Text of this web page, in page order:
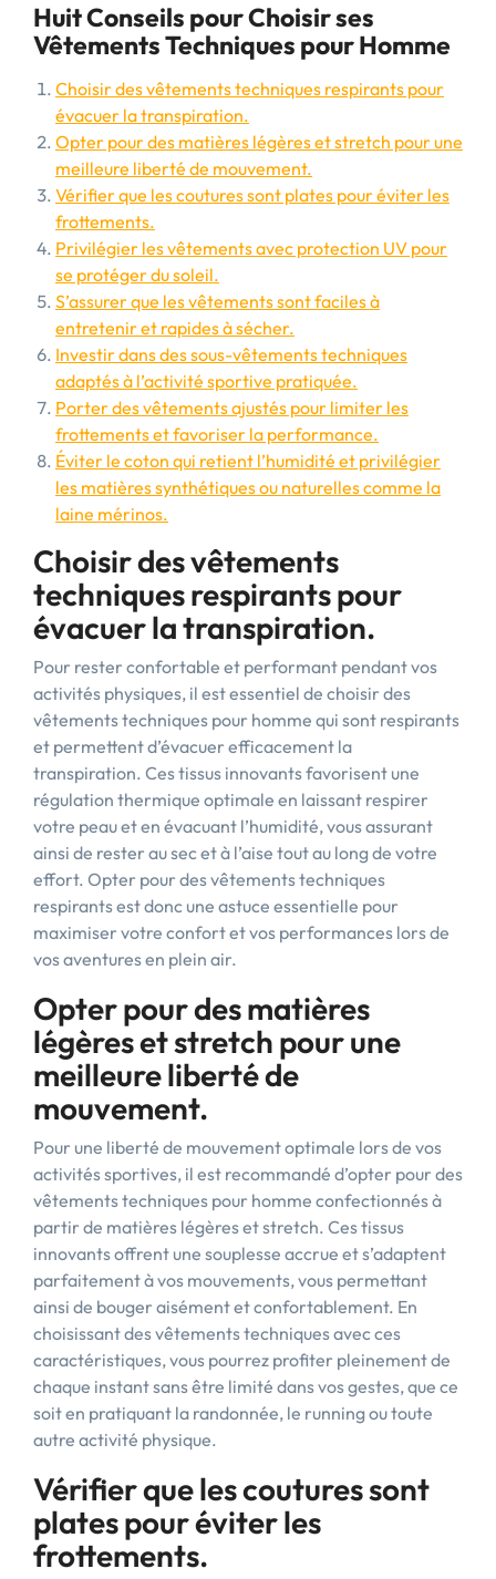
Huit Conseils pour Choisir ses
Vêtements Techniques pour Homme
Choisir des vêtements techniques respirants pour
évacuer la transpiration.
Opter pour des matières légères et stretch pour une
meilleure liberté de mouvement.
Vérifier que les coutures sont plates pour éviter les
frottements.
Privilégier les vêtements avec protection UV pour
se protéger du soleil.
S’assurer que les vêtements sont faciles à
entretenir et rapides à sécher.
Investir dans des sous-vêtements techniques
adaptés à l’activité sportive pratiquée.
Porter des vêtements ajustés pour limiter les
frottements et favoriser la performance.
Éviter le coton qui retient l’humidité et privilégier
les matières synthétiques ou naturelles comme la
laine mérinos.
Choisir des vêtements
techniques respirants pour
évacuer la transpiration.
Pour rester confortable et performant pendant vos
activités physiques, il est essentiel de choisir des
vêtements techniques pour homme qui sont respirants
et permettent d’évacuer efficacement la
transpiration. Ces tissus innovants favorisent une
régulation thermique optimale en laissant respirer
votre peau et en évacuant l’humidité, vous assurant
ainsi de rester au sec et à l’aise tout au long de votre
effort. Opter pour des vêtements techniques
respirants est donc une astuce essentielle pour
maximiser votre confort et vos performances lors de
vos aventures en plein air.
Opter pour des matières
légères et stretch pour une
meilleure liberté de
mouvement.
Pour une liberté de mouvement optimale lors de vos
activités sportives, il est recommandé d’opter pour des
vêtements techniques pour homme confectionnés à
partir de matières légères et stretch. Ces tissus
innovants offrent une souplesse accrue et s’adaptent
parfaitement à vos mouvements, vous permettant
ainsi de bouger aisément et confortablement. En
choisissant des vêtements techniques avec ces
caractéristiques, vous pourrez profiter pleinement de
chaque instant sans être limité dans vos gestes, que ce
soit en pratiquant la randonnée, le running ou toute
autre activité physique.
Vérifier que les coutures sont
plates pour éviter les
frottements.